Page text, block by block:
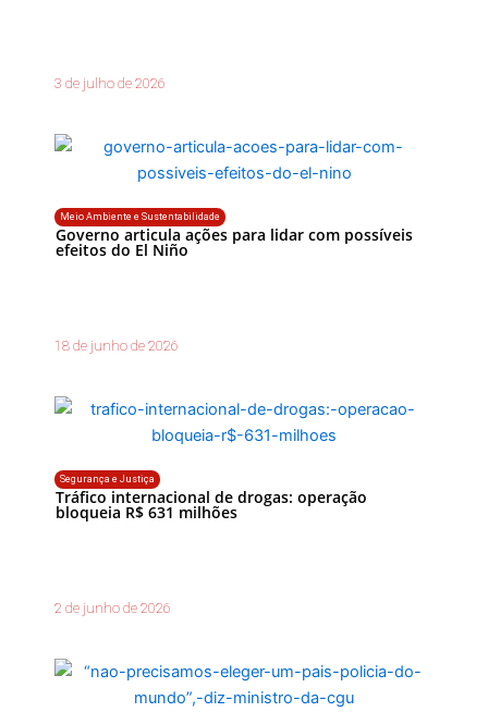
3 de julho de 2026
Meio Ambiente e Sustentabilidade
Governo articula ações para lidar com possíveis
efeitos do El Niño
18 de junho de 2026
Segurança e Justiça
Tráfico internacional de drogas: operação
bloqueia R$ 631 milhões
2 de junho de 2026